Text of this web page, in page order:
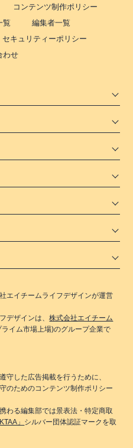
コンテンツ制作ポリシー
覧
編集者一覧
セキュリティーポリシー
わせ
エイチームライフデザインが運営
デザインは、株式会社エイチーム
ライム市場上場)のグループ企業で
守した広告掲載を行うために、
のためのコンテンツ制作ポリシー
わる編集部では景表法・特定商取
」 シルバー団体認証マークを取